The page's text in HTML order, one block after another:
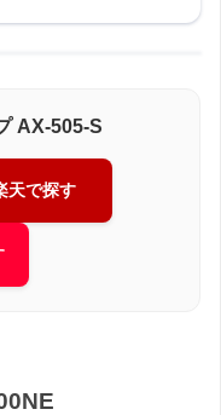
AX-505-S
天で探す